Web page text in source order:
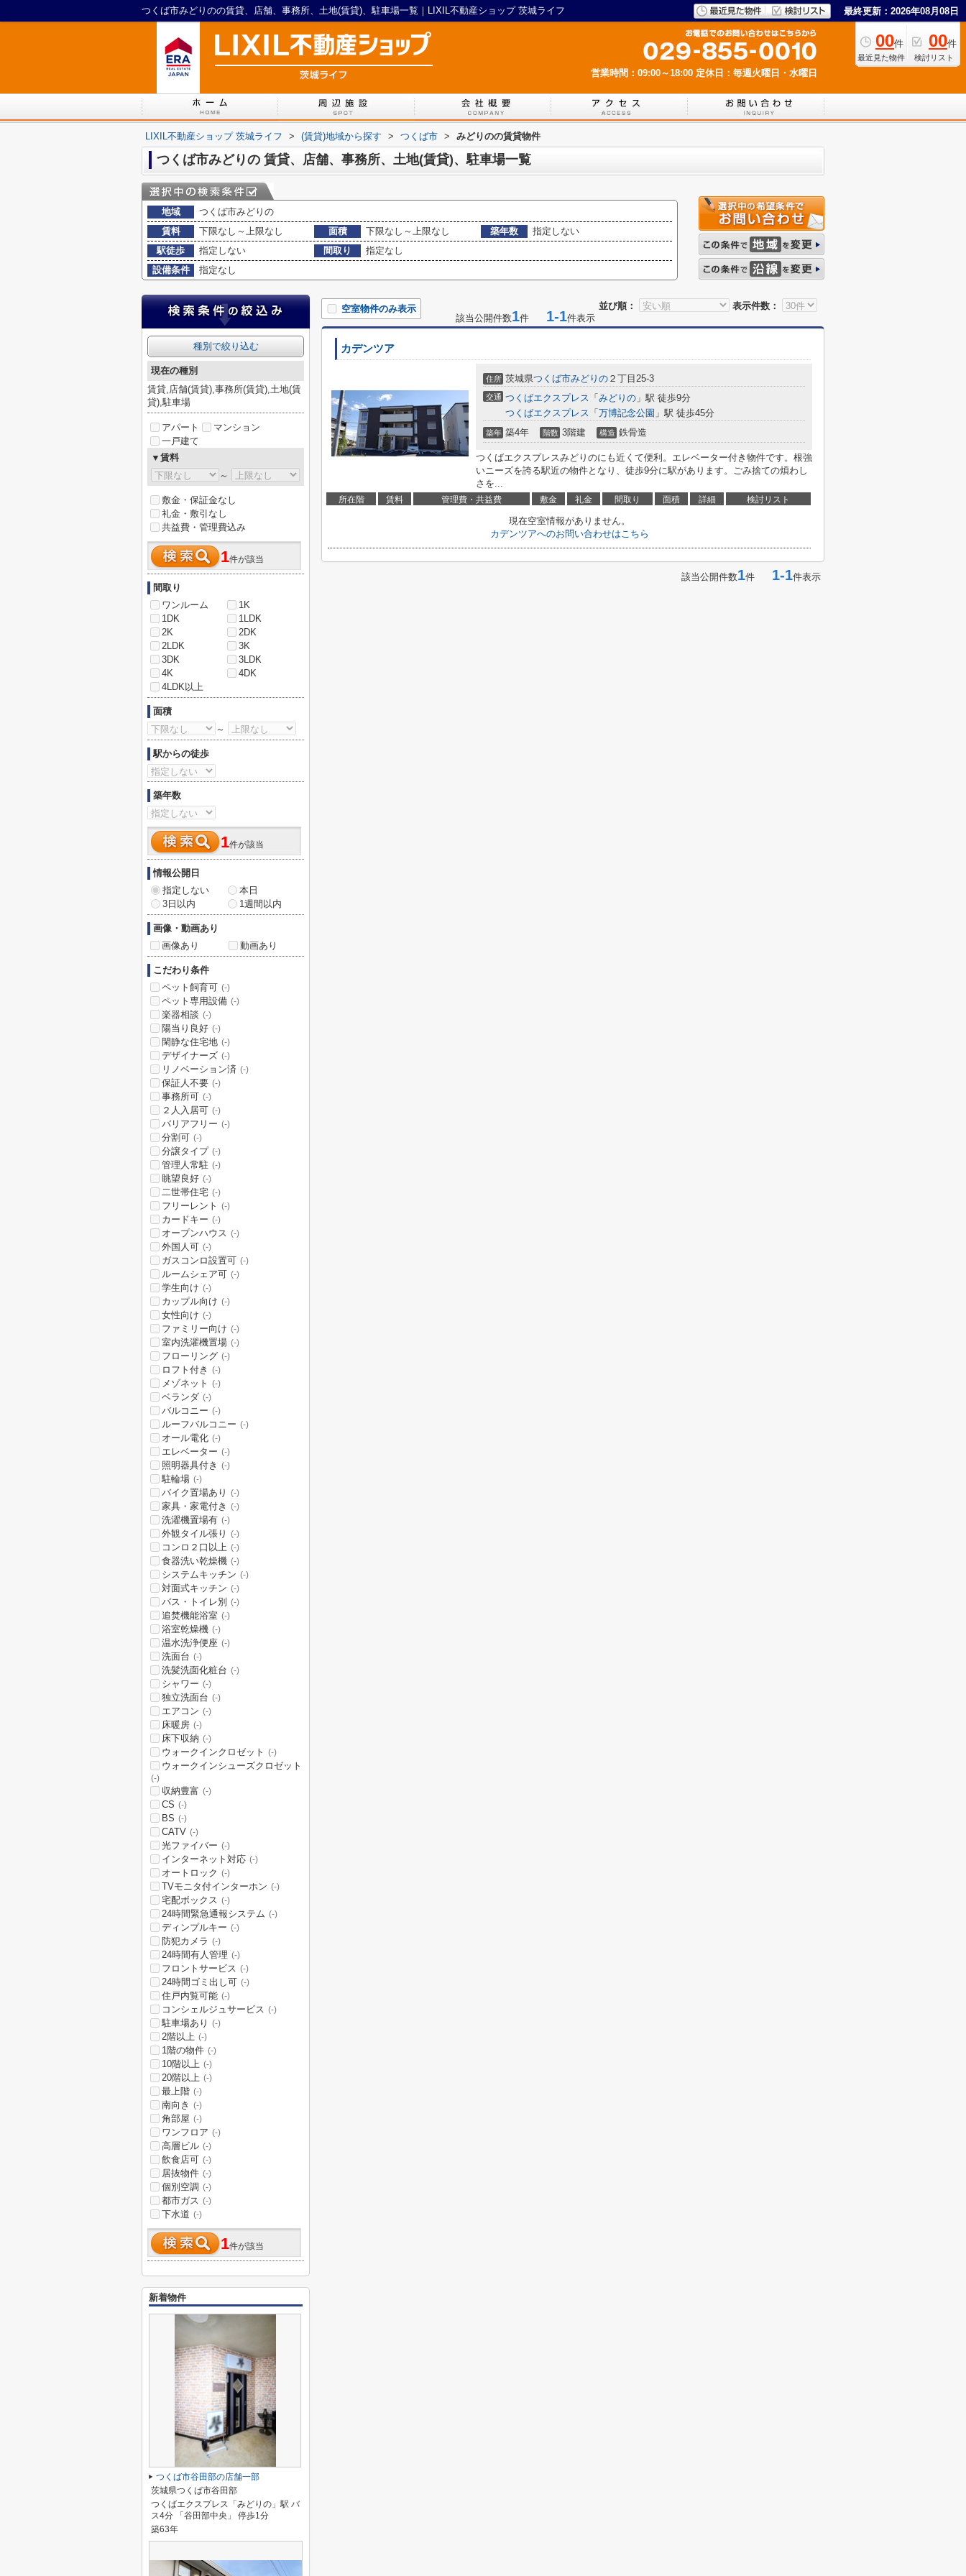
つくば市みどりのの賃貸、店舗、事務所、土地(賃貸)、駐車場一覧｜LIXIL不動産ショップ 茨城ライフ 最終更新：2026年08月08日
00件
最近見た物件
00件
検討リスト
営業時間：09:00～18:00 定休日：毎週火曜日・水曜日
LIXIL不動産ショップ 茨城ライフ > (賃貸)地域から探す > つくば市 > みどりのの賃貸物件
つくば市みどりの 賃貸、店舗、事務所、土地(賃貸)、駐車場一覧
地域
つくば市みどりの
賃料
下限なし～上限なし 面積 下限なし～上限なし 築年数
指定しない
駅徒歩
指定しない 間取り
指定なし
設備条件
指定なし
並び順： 表示件数：
空室物件のみ表示
該当公開件数1件 1-1件表示
カデンツア
住所 茨城県つくば市みどりの ２丁目25-3
交通 つくばエクスプレス 「 みどりの 」駅 徒歩9分
つくばエクスプレス 「 万博記念公園 」駅 徒歩45分
築年 築4年 階数 3階建 構造 鉄骨造
つくばエクスプレスみどりのにも近くて便利。エレベーター付き物件です。根強
いニーズを誇る駅近の物件となり、徒歩9分に駅があります。ごみ捨ての煩わし
さを...
所在階 賃料 管理費・共益費 敷金 礼金 間取り 面積 詳細 検討リスト
現在空室情報がありません。
カデンツアへのお問い合わせはこちら
該当公開件数1件 1-1件表示
種別で絞り込む
現在の種別
賃貸,店舗(賃貸),事務所(賃貸),土地(賃
貸),駐車場
アパート
マンション
一戸建て
▼賃料
～
敷金・保証金なし
礼金・敷引なし
共益費・管理費込み
1件が該当
間取り
ワンルーム
1K
1DK
1LDK
2K
2DK
2LDK
3K
3DK
3LDK
4K
4DK
4LDK以上
面積
～
駅からの徒歩
築年数
1件が該当
情報公開日
指定しない
本日
3日以内
1週間以内
画像・動画あり
画像あり
動画あり
こだわり条件
ペット飼育可 (-)
ペット専用設備 (-)
楽器相談 (-)
陽当り良好 (-)
閑静な住宅地 (-)
デザイナーズ (-)
リノベーション済 (-)
保証人不要 (-)
事務所可 (-)
２人入居可 (-)
バリアフリー (-)
分割可 (-)
分譲タイプ (-)
管理人常駐 (-)
眺望良好 (-)
二世帯住宅 (-)
フリーレント (-)
カードキー (-)
オープンハウス (-)
外国人可 (-)
ガスコンロ設置可 (-)
ルームシェア可 (-)
学生向け (-)
カップル向け (-)
女性向け (-)
ファミリー向け (-)
室内洗濯機置場 (-)
フローリング (-)
ロフト付き (-)
メゾネット (-)
ベランダ (-)
バルコニー (-)
ルーフバルコニー (-)
オール電化 (-)
エレベーター (-)
照明器具付き (-)
駐輪場 (-)
バイク置場あり (-)
家具・家電付き (-)
洗濯機置場有 (-)
外観タイル張り (-)
コンロ２口以上 (-)
食器洗い乾燥機 (-)
システムキッチン (-)
対面式キッチン (-)
バス・トイレ別 (-)
追焚機能浴室 (-)
浴室乾燥機 (-)
温水洗浄便座 (-)
洗面台 (-)
洗髪洗面化粧台 (-)
シャワー (-)
独立洗面台 (-)
エアコン (-)
床暖房 (-)
床下収納 (-)
ウォークインクロゼット (-)
ウォークインシューズクロゼット
(-)
収納豊富 (-)
CS (-)
BS (-)
CATV (-)
光ファイバー (-)
インターネット対応 (-)
オートロック (-)
TVモニタ付インターホン (-)
宅配ボックス (-)
24時間緊急通報システム (-)
ディンプルキー (-)
防犯カメラ (-)
24時間有人管理 (-)
フロントサービス (-)
24時間ゴミ出し可 (-)
住戸内覧可能 (-)
コンシェルジュサービス (-)
駐車場あり (-)
2階以上 (-)
1階の物件 (-)
10階以上 (-)
20階以上 (-)
最上階 (-)
南向き (-)
角部屋 (-)
ワンフロア (-)
高層ビル (-)
飲食店可 (-)
居抜物件 (-)
個別空調 (-)
都市ガス (-)
下水道 (-)
1件が該当
新着物件
つくば市谷田部の店舗一部
茨城県つくば市谷田部
つくばエクスプレス「みどりの」駅 バ
ス4分 「谷田部中央」 停歩1分
築63年